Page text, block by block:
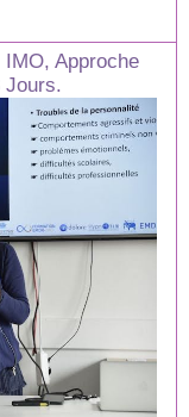
Approche
Jours.